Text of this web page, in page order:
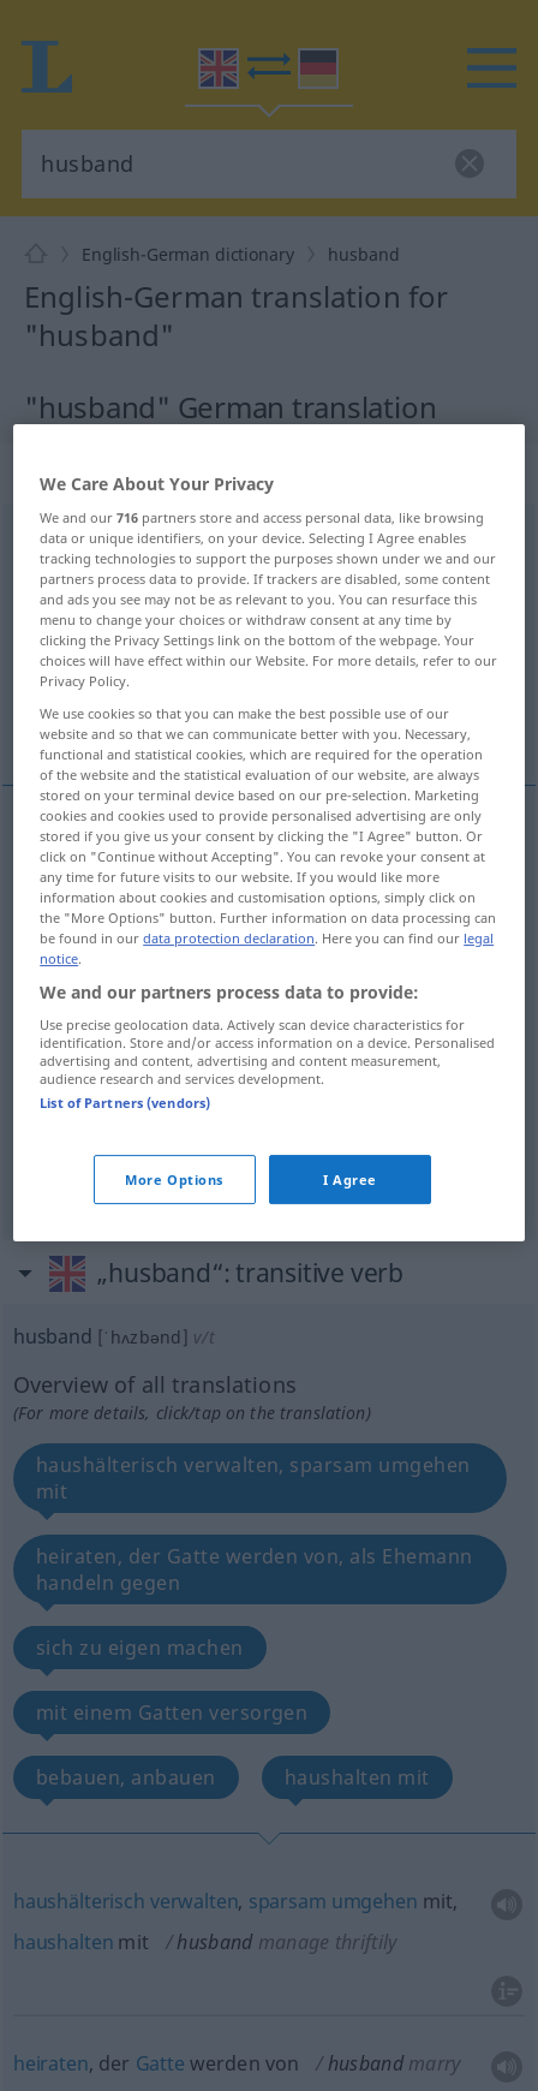
English-German dictionary husband
English-German translation for
"husband"
"husband" German translation
„husband“: noun
husband [ˈhʌzbənd]s
Overview of all translations
(For more details, click/tap on the translation)
Ehemann, Gatte, Gemahl
Verwalter, Wirtschafter
Ehemannm husband
Gattem husband
Gemahl
Verwalterm husbandadministrator
„husband“: transitive verb
husband [ˈhʌzbənd] v/t
Overview of all translations
(For more details, click/tap on the translation)
haushälterisch verwalten, sparsam umgehen
mit
heiraten, der Gatte werden von, als Ehemann
handeln gegen
sich zu eigen machen
mit einem Gatten versorgen
bebauen, anbauen haushalten mit
haushälterisch verwalten, sparsam umgehen mit,
haushalten mit husband manage thriftily
heiraten, der Gatte werden von husband marry
We Care About Your Privacy
We and our716 partners store and access personal data, like browsing
data or unique identifiers, on your device. Selecting I Agree enables
tracking technologies to support the purposes shown under we and our
partners process data to provide. If trackers are disabled, some content
and ads you see may not be as relevant to you. You can resurface this
menu to change your choices or withdraw consent at any time by
clicking the Privacy Settings link on the bottom of the webpage. Your
choices will have effect within our Website. For more details, refer to our
Privacy Policy.
We use cookies so that you can make the best possible use of our
website and so that we can communicate better with you. Necessary,
functional and statistical cookies, which are required for the operation
of the website and the statistical evaluation of our website, are always
stored on your terminal device based on our pre-selection. Marketing
cookies and cookies used to provide personalised advertising are only
stored if you give us your consent by clicking the "I Agree" button. Or
click on "Continue without Accepting". You can revoke your consent at
any time for future visits to our website. If you would like more
information about cookies and customisation options, simply click on
the "More Options" button. Further information on data processing can
be found in ourdata protection declaration. Here you can find our legal
notice.
We and our partners process data to provide:
Use precise geolocation data. Actively scan device characteristics for
identification. Store and/or access information on a device. Personalised
advertising and content, advertising and content measurement,
audience research and services development.
List of Partners (vendors)
More Options I Agree